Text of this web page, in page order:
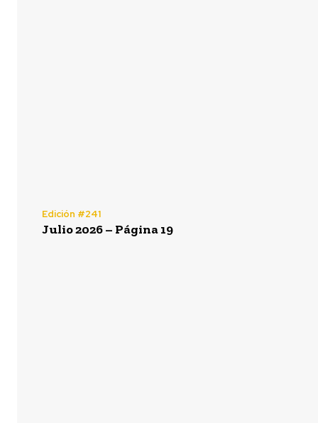
Edición #241
Julio 2026 – Página 19